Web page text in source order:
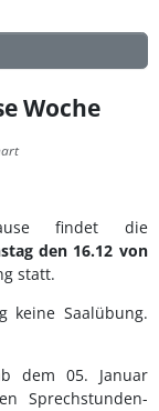
Woche
findet die
den 16.12 von
statt.
keine Saalübung.
dem 05. Januar
Sprechstunden-